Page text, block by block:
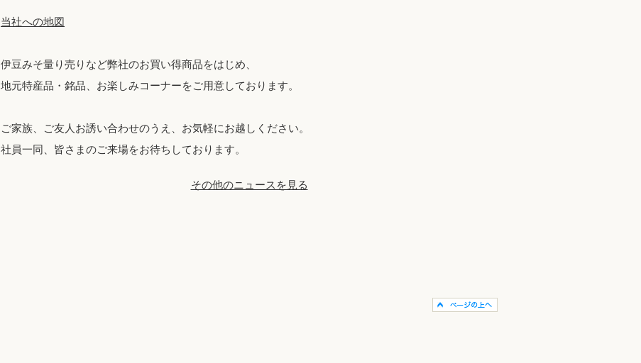
当社への地図
伊豆みそ量り売りなど弊社のお買い得商品をはじめ、
地元特産品・銘品、お楽しみコーナーをご用意しております。
ご家族、ご友人お誘い合わせのうえ、お気軽にお越しください。
社員一同、皆さまのご来場をお待ちしております。
その他のニュースを見る